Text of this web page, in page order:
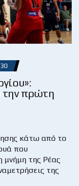
την πρώτη
κάτω από το
που
μνήμη της Ρέας
της